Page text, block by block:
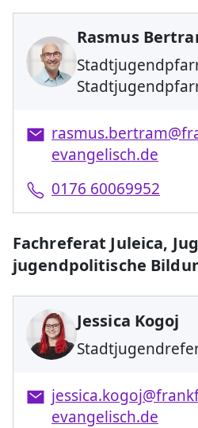
Rasmus
evangelisch.de
0176 60069952
Fachreferat Juleica,
jugendpolitische
Jessica Kogoj
evangelisch.de